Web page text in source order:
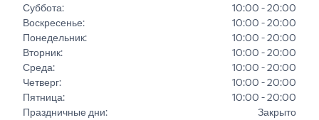
Суббота:
10:00 - 20:00
Воскресенье:
10:00 - 20:00
Понедельник:
10:00 - 20:00
Вторник:
10:00 - 20:00
Среда:
10:00 - 20:00
Четверг:
10:00 - 20:00
Пятница:
10:00 - 20:00
Праздничные дни: Закрыто